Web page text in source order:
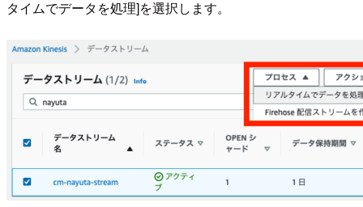
タイムでデータを処理]を選択します。